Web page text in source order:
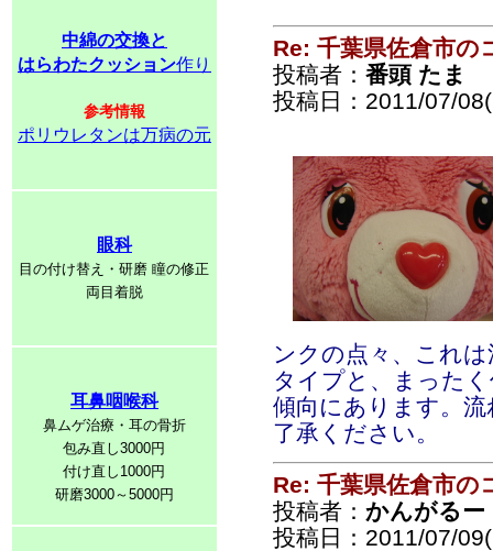
中綿の交換と
はらわたクッション作り
参考情報
ポリウレタンは万病の元
眼科
目の付け替え・研磨 瞳の修正
両目着脱
耳鼻咽喉科
鼻ムゲ治療・耳の骨折
包み直し3000円
付け直し1000円
研磨3000～5000円
Re: 千葉県佐倉市の
投稿者： 番頭 たま
投稿日：2011/07/
ンクの点々、これ
タイプと、まった
傾向にあります。
了承ください。
Re: 千葉県佐倉市の
投稿者： かんがるー
投稿日：2011/07/